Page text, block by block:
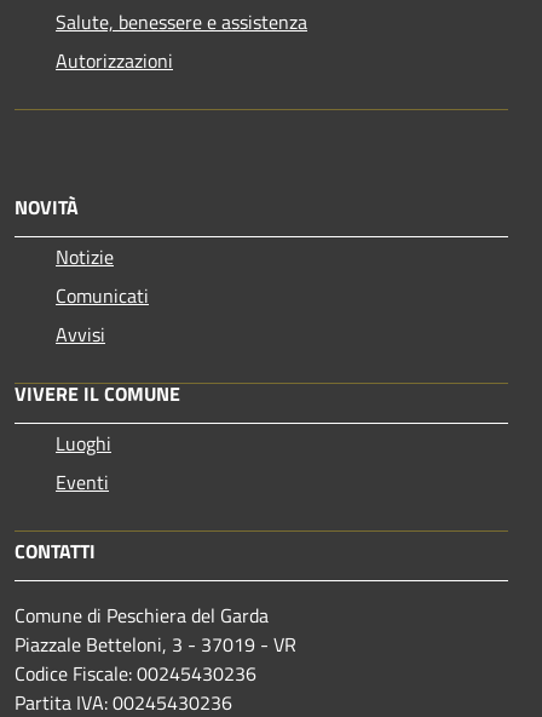
Salute, benessere e assistenza
Autorizzazioni
NOVITÀ
Notizie
Comunicati
Avvisi
VIVERE IL COMUNE
Luoghi
Eventi
CONTATTI
Comune di Peschiera del Garda
Piazzale Betteloni, 3 - 37019 - VR
Codice Fiscale: 00245430236
Partita IVA: 00245430236